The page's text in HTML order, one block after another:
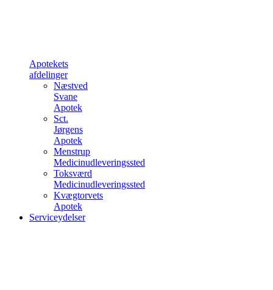
Apotekets
afdelinger
Næstved
Svane
Apotek
Sct.
Jørgens
Apotek
Menstrup
Medicinudleveringssted
Toksværd
Medicinudleveringssted
Kvægtorvets
Apotek
Serviceydelser